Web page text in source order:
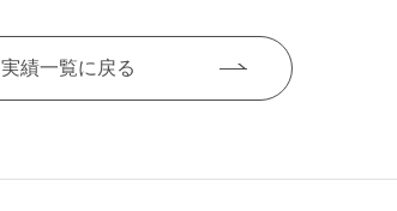
実績一覧に戻る